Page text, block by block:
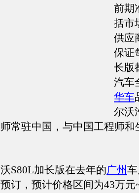
前期
括市
供应
保证
长版
汽车
华车
尔沃
常驻中国，与中国工程师和
加长版在去年的广州
订，预计价格区间为43万元